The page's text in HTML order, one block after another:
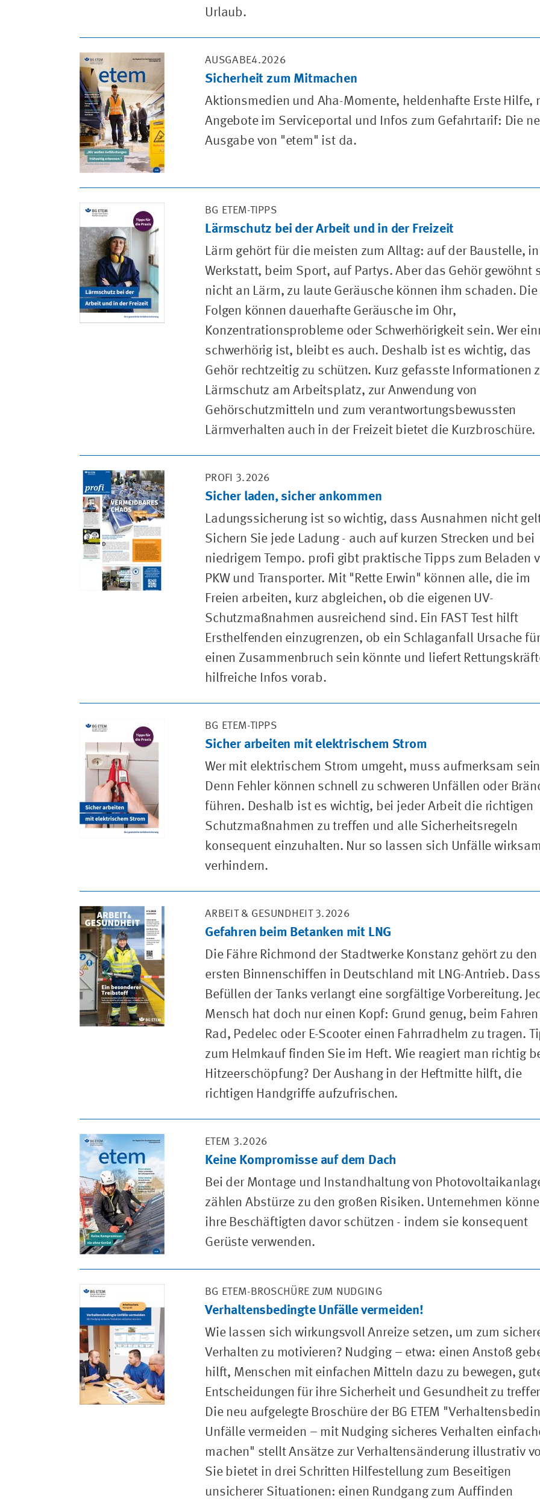
Urlaub.
AUSGABE4.2026
Sicherheit zum Mitmachen
Aktionsmedien und Aha-Momente, heldenhafte Erste Hilfe,
Angebote im Serviceportal und Infos zum Gefahrtarif: Die
Ausgabe von "etem" ist da.
BG ETEM-TIPPS
Lärmschutz bei der Arbeit und in der Freizeit
Lärm gehört für die meisten zum Alltag: auf der Baustelle,
Werkstatt, beim Sport, auf Partys. Aber das Gehör gewöhnt
nicht an Lärm, zu laute Geräusche können ihm schaden. Die
Folgen können dauerhafte Geräusche im Ohr,
Konzentrationsprobleme oder Schwerhörigkeit sein. Wer
schwerhörig ist, bleibt es auch. Deshalb ist es wichtig, das
Gehör rechtzeitig zu schützen. Kurz gefasste Informationen
Lärmschutz am Arbeitsplatz, zur Anwendung von
Gehörschutzmitteln und zum verantwortungsbewussten
Lärmverhalten auch in der Freizeit bietet die Kurzbroschüre.
PROFI 3.2026
Sicher laden, sicher ankommen
Ladungssicherung ist so wichtig, dass Ausnahmen nicht
Sichern Sie jede Ladung - auch auf kurzen Strecken und bei
niedrigem Tempo. profi gibt praktische Tipps zum Beladen
PKW und Transporter. Mit "Rette Erwin" können alle, die im
Freien arbeiten, kurz abgleichen, ob die eigenen UV-
Schutzmaßnahmen ausreichend sind. Ein FAST Test hilft
Ersthelfenden einzugrenzen, ob ein Schlaganfall Ursache für
einen Zusammenbruch sein könnte und liefert
hilfreiche Infos vorab.
BG ETEM-TIPPS
Sicher arbeiten mit elektrischem Strom
Wer mit elektrischem Strom umgeht, muss aufmerksam
Denn Fehler können schnell zu schweren Unfällen oder
führen. Deshalb ist es wichtig, bei jeder Arbeit die richtigen
Schutzmaßnahmen zu treffen und alle Sicherheitsregeln
konsequent einzuhalten. Nur so lassen sich Unfälle wirksam
verhindern.
ARBEIT & GESUNDHEIT 3.2026
Gefahren beim Betanken mit LNG
Die Fähre Richmond der Stadtwerke Konstanz gehört zu den
ersten Binnenschiffen in Deutschland mit LNG-Antrieb. Dass
Befüllen der Tanks verlangt eine sorgfältige Vorbereitung.
Mensch hat doch nur einen Kopf: Grund genug, beim
Rad, Pedelec oder E-Scooter einen Fahrradhelm zu tragen.
zum Helmkauf finden Sie im Heft. Wie reagiert man richtig
Hitzeerschöpfung? Der Aushang in der Heftmitte hilft, die
richtigen Handgriffe aufzufrischen.
ETEM 3.2026
Keine Kompromisse auf dem Dach
Bei der Montage und Instandhaltung von
zählen Abstürze zu den großen Risiken. Unternehmen
ihre Beschäftigten davor schützen - indem sie konsequent
Gerüste verwenden.
BG ETEM-BROSCHÜRE ZUM NUDGING
Verhaltensbedingte Unfälle vermeiden!
Wie lassen sich wirkungsvoll Anreize setzen, um zum
Verhalten zu motivieren? Nudging – etwa: einen Anstoß
hilft, Menschen mit einfachen Mitteln dazu zu bewegen,
Entscheidungen für ihre Sicherheit und Gesundheit zu
Die neu aufgelegte Broschüre der BG ETEM
Unfälle vermeiden – mit Nudging sicheres Verhalten
machen" stellt Ansätze zur Verhaltensänderung illustrativ
Sie bietet in drei Schritten Hilfestellung zum Beseitigen
unsicherer Situationen: einen Rundgang zum Auffinden